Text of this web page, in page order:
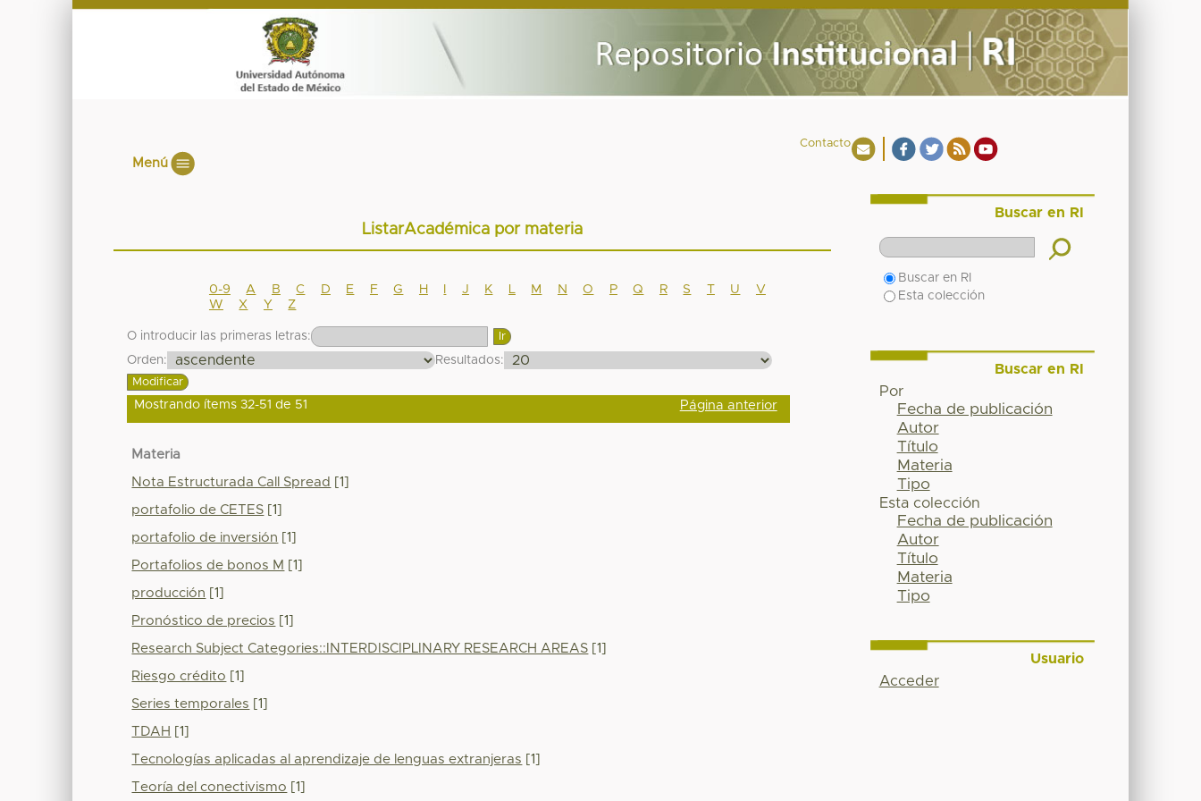
Contacto
Menú
ListarAcadémica por materia
0-9 A B C D E F G H J K M N O P Q R S T U
V
W
X Y Z
O introducir las primeras letras:
Orden:
Resultados:
Mostrando ítems 32-51 de 51 Página anterior
Materia
Nota Estructurada Call Spread [1]
portafolio de CETES [1]
portafolio de inversión [1]
Portafolios de bonos M [1]
producción [1]
Pronóstico de precios [1]
Research Subject Categories::INTERDISCIPLINARY RESEARCH AREAS [1]
Riesgo crédito [1]
Series temporales [1]
TDAH [1]
Tecnologías aplicadas al aprendizaje de lenguas extranjeras [1]
Teoría del conectivismo [1]
Buscar en RI
Buscar en RI
Esta colección
Buscar en RI
Por
Fecha de publicación
Autor
Título
Materia
Tipo
Esta colección
Fecha de publicación
Autor
Título
Materia
Tipo
Usuario
Acceder